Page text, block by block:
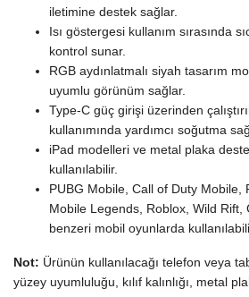
iletimine destek sağlar.
Isı göstergesi kullanım sırasında
kontrol sunar.
RGB aydınlatmalı siyah tasarım
uyumlu görünüm sağlar.
Type-C güç girişi üzerinden
kullanımında yardımcı soğutma
iPad modelleri ve metal plaka
kullanılabilir.
PUBG Mobile, Call of Duty Mobile,
Mobile Legends, Roblox, Wild Rift,
benzeri mobil oyunlarda
Not: Ürünün kullanılacağı telefon veya
yüzey uyumluluğu, kılıf kalınlığı, metal